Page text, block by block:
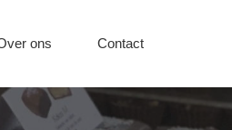
ons Contact